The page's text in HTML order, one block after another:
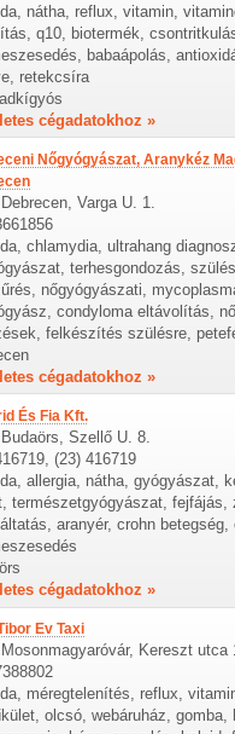
nátha, reflux, vitamin,
q10, biotermék,
babaápolás,
retekcsíra
cégadatokhoz »
Nőgyógyászat, Aranykéz
Varga U. 1.
chlamydia, ultrahang
terhesgondozás,
nőgyógyászati,
condyloma eltávolítás,
felkészítés szülésre,
cégadatokhoz »
És Fia Kft.
Szellő U. 8.
(23) 416719
allergia, nátha, gyógyászat,
természetgyógyászat, fejfájás,
aranyér, crohn betegség,
cégadatokhoz »
Ev Taxi
Kereszt utca
méregtelenítés, reflux,
olcsó, webáruház, gomba,